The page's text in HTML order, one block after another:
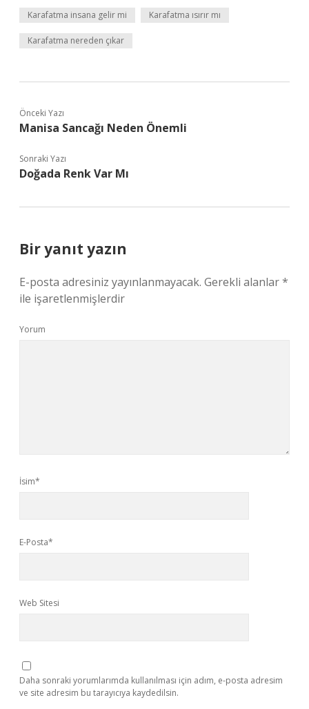
Karafatma insana gelir mi Karafatma ısırır mı
Karafatma nereden çıkar
Önceki Yazı
Manisa Sancağı Neden Önemli
Sonraki Yazı
Doğada Renk Var Mı
Bir yanıt yazın
E-posta adresiniz yayınlanmayacak. Gerekli alanlar*
ile işaretlenmişlerdir
Yorum
İsim*
E-Posta*
Web Sitesi
Daha sonraki yorumlarımda kullanılması için adım, e-posta adresim
ve site adresim bu tarayıcıya kaydedilsin.